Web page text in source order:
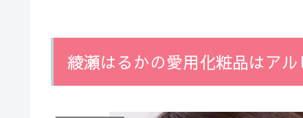
綾瀬はるかの愛用化粧品はア